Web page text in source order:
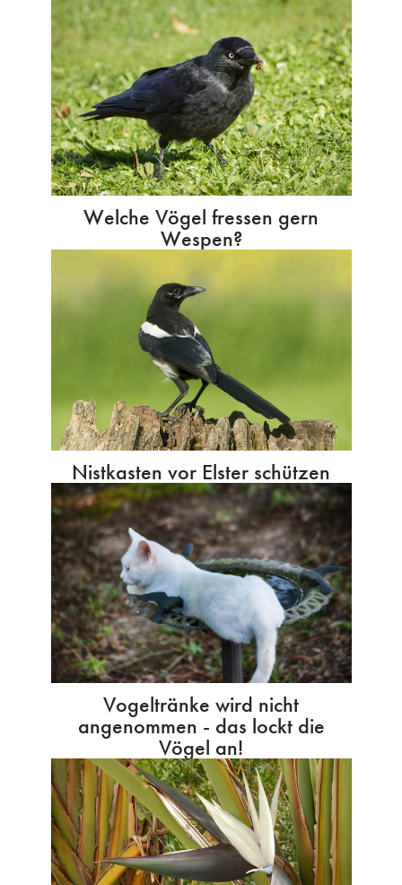
Welche Vögel fressen gern
Wespen?
Nistkasten vor Elster schützen
Vogeltränke wird nicht
angenommen - das lockt die
Vögel an!